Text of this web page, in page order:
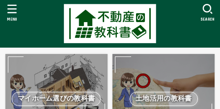
SEARCH
MENU
マイホーム選びの教科書 土地活用の教科書